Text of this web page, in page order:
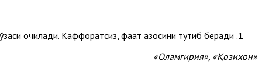
очилади. Каффоратсиз, фақат қазосини тутиб беради.
«Оламгирия», «Қозихон»